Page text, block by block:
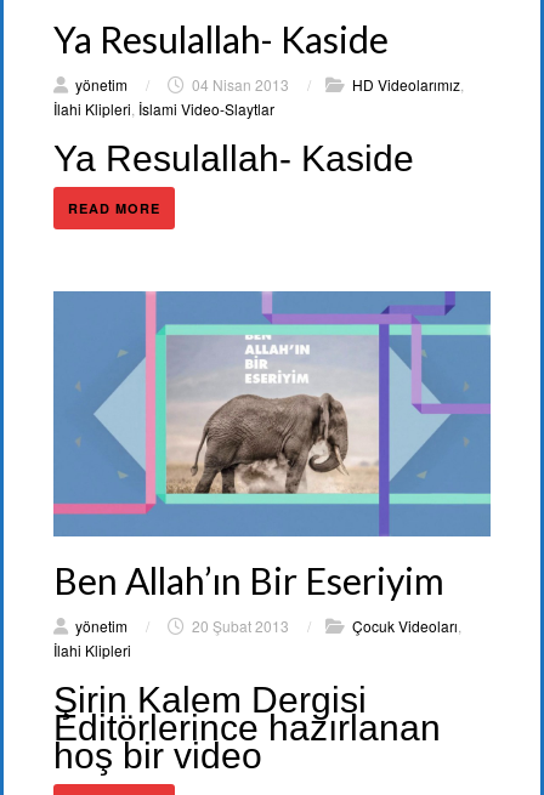
Ya Resulallah- Kaside
yönetim / 04 Nisan 2013 / HD Videolarımız
İlahi Klipleri İslami Video-Slaytlar
Ya Resulallah- Kaside
READ MORE
Ben Allah’ın Bir Eseriyim
yönetim / 20 Şubat 2013 / Çocuk Videoları,
İlahi Klipleri
Şirin Kalem Dergisi
Editörlerince hazırlanan
hoş bir video